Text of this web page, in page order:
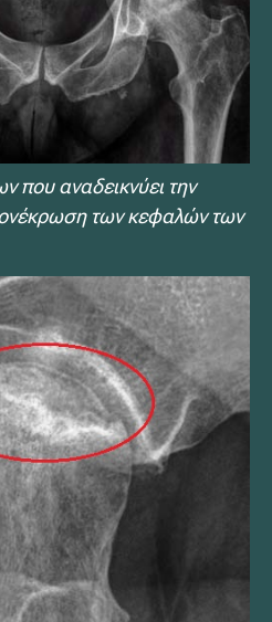
που αναδεικνύει την
των κεφαλών των